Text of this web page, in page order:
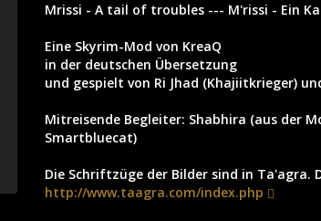
Mrissi - A tail of troubles --- M'rissi - Ein
Eine Skyrim-Mod von KreaQ
in der deutschen Übersetzung
und gespielt von Ri Jhad (Khajiitkrieger)
Mitreisende Begleiter: Shabhira (aus der
Smartbluecat)
Die Schriftzüge der Bilder sind in Ta'agra.
http://www.taagra.com/index.php